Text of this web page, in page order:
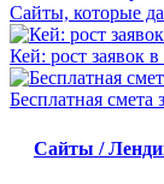
Сайты, которые
Кей: рост заявок в
Бесплатная смета
Сайты /